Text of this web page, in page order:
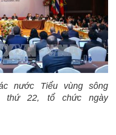
nước Tiểu vùng sông
thứ 22, tổ chức ngày